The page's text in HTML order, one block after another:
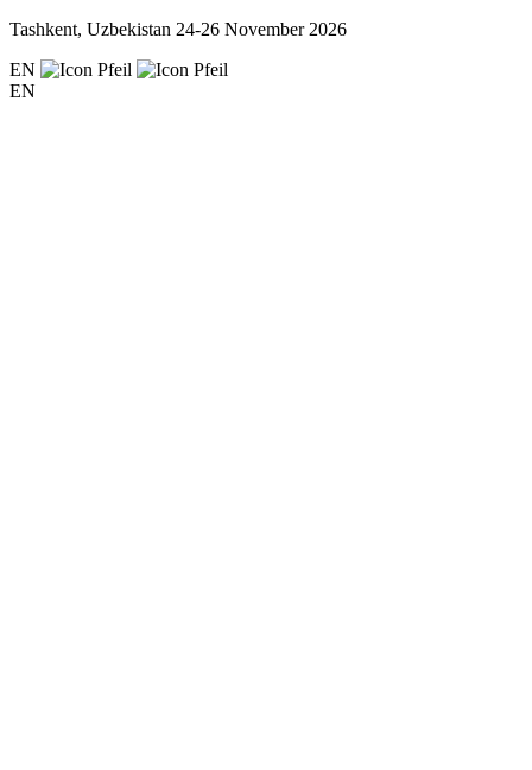
Tashkent, Uzbekistan 24-26 November 2026
EN
EN